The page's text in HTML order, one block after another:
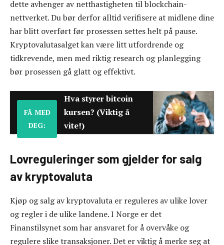
dette avhenger av netthastigheten til blockchain-
nettverket. Du bør derfor alltid verifisere at midlene dine
har blitt overført før prosessen settes helt på pause.
Kryptovalutasalget kan være litt utfordrende og
tidkrevende, men med riktig research og planlegging
bør prosessen gå glatt og effektivt.
FÅ MED
DEG:
Hva styrer bitcoin
kursen? (Viktig å
vite!)
Lovreguleringer som gjelder for salg
av kryptovaluta
Kjøp og salg av kryptovaluta er reguleres av ulike lover
og regler i de ulike landene. I Norge er det
Finanstilsynet som har ansvaret for å overvåke og
regulere slike transaksjoner. Det er viktig å merke seg at